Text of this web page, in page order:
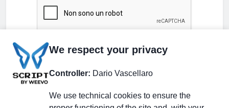
We respect your privacy
Controller: Dario Vascellaro
We use technical cookies to ensure the